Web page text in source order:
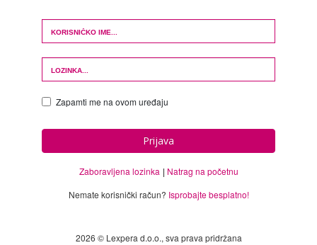
Zapamti me na ovom uređaju
Prijava
Zaboravljena lozinka
Natrag na početnu
Nemate korisnički račun? Isprobajte besplatno!
2026 © Lexpera d.o.o., sva prava pridržana